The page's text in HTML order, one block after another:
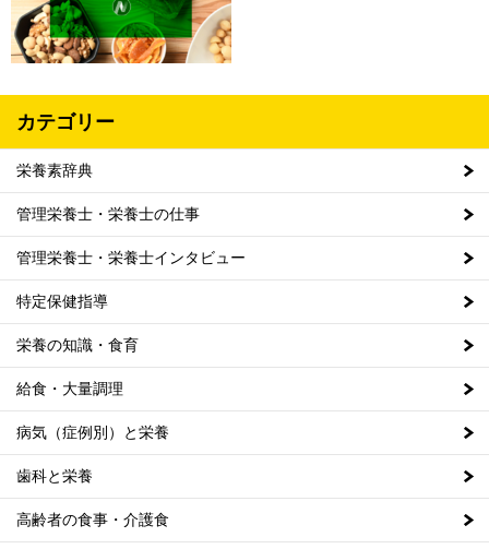
カテゴリー
栄養素辞典
管理栄養士・栄養士の仕事
管理栄養士・栄養士インタビュー
特定保健指導
栄養の知識・食育
給食・大量調理
病気（症例別）と栄養
歯科と栄養
高齢者の食事・介護食